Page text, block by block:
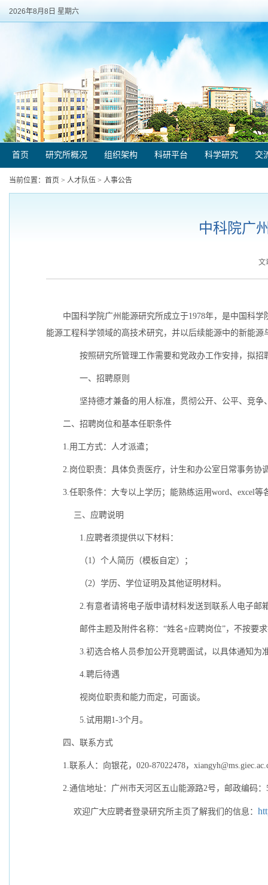
2026年8月8日 星期六
首页 研究所概况 组织架构 科研平台 科学研究 交
当前位置： 首页 > 人才队伍 > 人事公告
中科院广
文
中国科学院广州能源研究所成立于1978年，是中国科学
能源工程科学领域的高技术研究，并以后续能源中的新能
按照研究所管理工作需要和党政办工作安排，拟招
一、招聘原则
坚持德才兼备的用人标准，贯彻公开、公平、竞争
二、招聘岗位和基本任职条件
1.用工方式：人才派遣；
2.岗位职责：具体负责医疗，计生和办公室日常事务
3.任职条件：大专以上学历；能熟练运用word、 excel等
三、应聘说明
1.应聘者须提供以下材料：
（1）个人简历（模板自定）；
（2）学历、学位证明及其他证明材料。
2.有意者请将电子版申请材料发送到联系人电子邮
邮件主题及附件名称：“姓名+应聘岗位”，不按要
3.初选合格人员参加公开竞聘面试，以具体通知为
4.聘后待遇
视岗位职责和能力而定，可面谈。
5.试用期 1-3个月。
四、联系方式
1.联系人：向银花， 020-87022478，
2.通信地址：广州市天河区五山能源路2号，邮政编码：
欢迎广大应聘者登录研究所主页了解我们的信息：